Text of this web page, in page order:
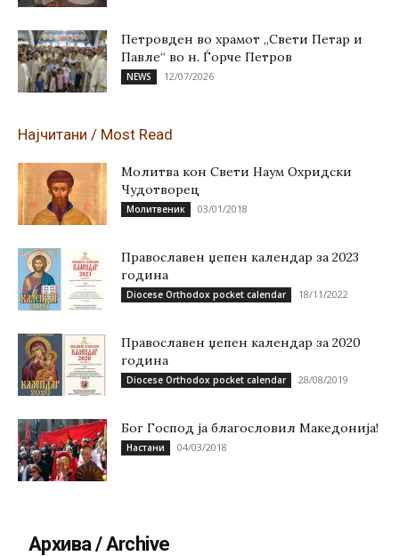
Петровден во храмот „Свети Петар и
Павле“ во н. Ѓорче Петров
NEWS 12/07/2026
Најчитани / Most Read
Молитва кон Свети Наум Охридски
Чудотворец
Молитвеник 03/01/2018
Православен џепен календар за 2023
година
Diocese Orthodox pocket calendar 18/11/2022
Православен џепен календар за 2020
година
Diocese Orthodox pocket calendar 28/08/2019
Бог Господ ја благословил Македонија!
Настани 04/03/2018
Архива / Archive